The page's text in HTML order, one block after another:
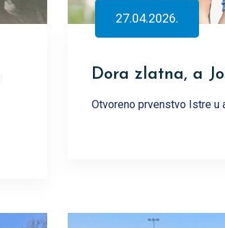
27.04.2026.
Dora zlatna, a
Otvoreno prvenstvo Istre u